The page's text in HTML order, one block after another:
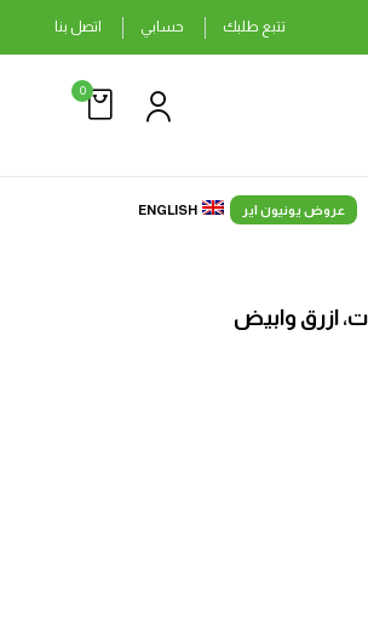
تتبع طلبك حسابي اتصل بنا
0
عروض يونيون اير ENGLISH